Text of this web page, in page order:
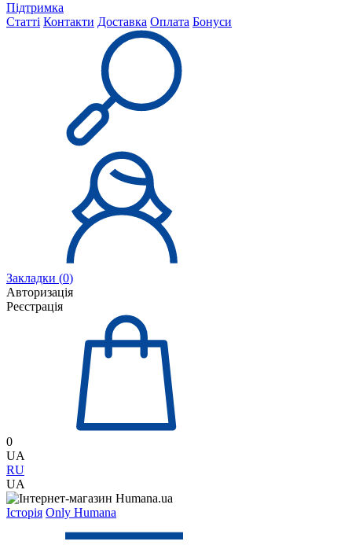
Підтримка
Статті Контакти Доставка Оплата Бонуси
Закладки (0)
Авторизація
Реєстрація
0
UA
RU
UA
Історія Only Humana